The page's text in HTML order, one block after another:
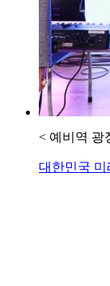
< 예비역 광
대한민국 미